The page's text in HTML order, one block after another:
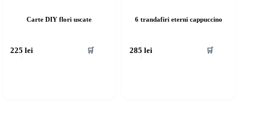
Carte DIY flori uscate
225lei 🛒
6 trandafiri eterni cappuccino
285lei 🛒